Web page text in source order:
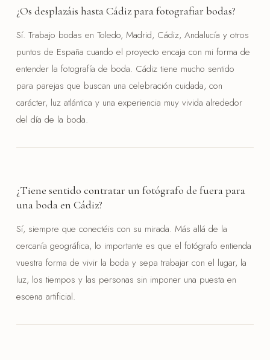
¿Os desplazáis hasta Cádiz para fotografiar bodas?
Sí. Trabajo bodas en Toledo, Madrid, Cádiz, Andalucía y otros
puntos de España cuando el proyecto encaja con mi forma de
entender la fotografía de boda. Cádiz tiene mucho sentido
para parejas que buscan una celebración cuidada, con
carácter, luz atlántica y una experiencia muy vivida alrededor
del día de la boda.
¿Tiene sentido contratar un fotógrafo de fuera para
una boda en Cádiz?
Sí, siempre que conectéis con su mirada. Más allá de la
cercanía geográfica, lo importante es que el fotógrafo entienda
vuestra forma de vivir la boda y sepa trabajar con el lugar, la
luz, los tiempos y las personas sin imponer una puesta en
escena artificial.